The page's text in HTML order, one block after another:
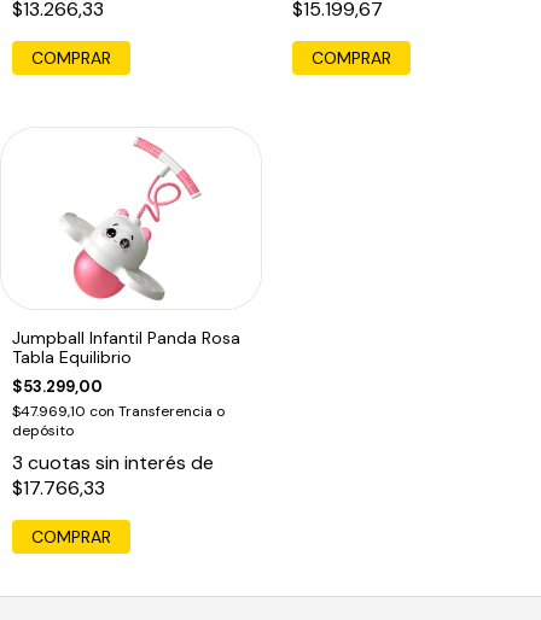
$13.266,33
$15.199,67
Jumpball Infantil Panda Rosa
Tabla Equilibrio
$53.299,00
$47.969,10 con Transferencia o
depósito
3 cuotas sin interés de
$17.766,33
COMPRAR